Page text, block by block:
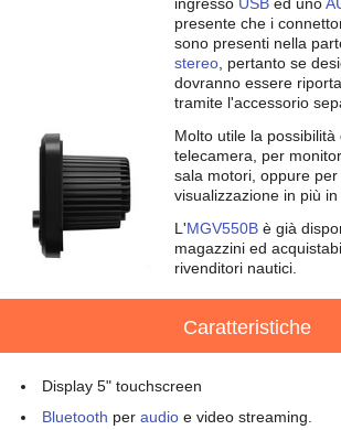
presente che i
sono presenti nella
stereo , pertanto se
dovranno essere
tramite l'accessorio
Molto utile la
telecamera, per
sala motori, oppure
visualizzazione in più in
L'MGV550B è già
magazzini ed
rivenditori nautici.
Caratteristiche
Display 5" touchscreen
Bluetooth per audio e video streaming.